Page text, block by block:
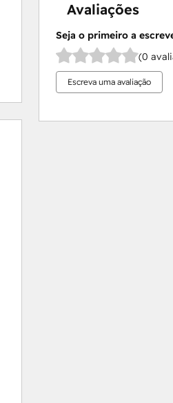
Avaliações
Seja o primeiro a
(0
Escreva uma avaliação